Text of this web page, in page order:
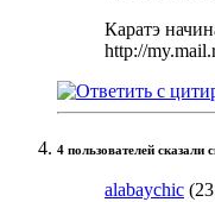
Каратэ
http://
4 пользователей сказали
alabaychic